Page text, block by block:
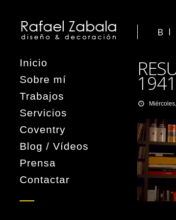
Inicio
Sobre mí
Trabajos
Servicios
Coventry
Blog / Vídeos
Prensa
Contactar
1941